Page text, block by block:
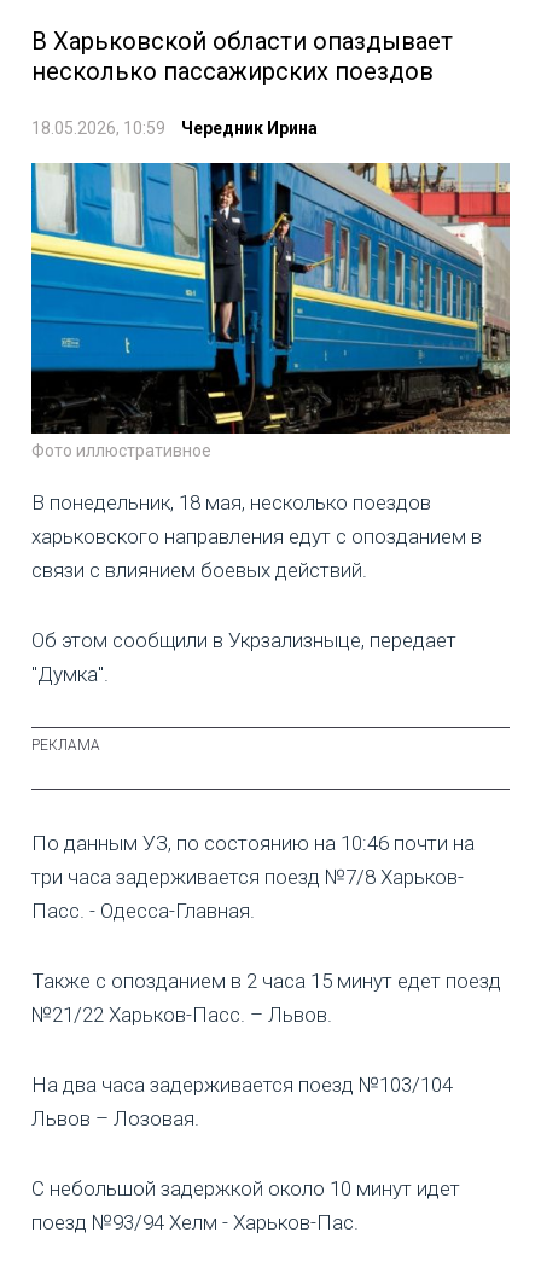
В Харьковской области опаздывает
несколько пассажирских поездов
18.05.2026, 10:59 Чередник Ирина
Фото иллюстративное
В понедельник, 18 мая, несколько поездов
харьковского направления едут с опозданием в
связи с влиянием боевых действий.
Об этом сообщили в Укрзализныце, передает
"Думка".
По данным УЗ, по состоянию на 10:46 почти на
три часа задерживается поезд №7/8 Харьков-
Пасс. - Одесса-Главная.
Также с опозданием в 2 часа 15 минут едет поезд
№21/22 Харьков-Пасс. – Львов.
На два часа задерживается поезд №103/104
Львов – Лозовая.
С небольшой задержкой около 10 минут идет
поезд №93/94 Хелм - Харьков-Пас.